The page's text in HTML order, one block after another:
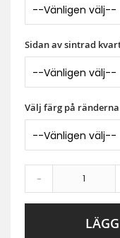
Sidan av sintrad
Välj färg på ränderna
-